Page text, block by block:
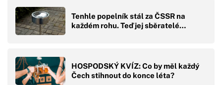
Tenhle popelník stál za ČSSR na
každém rohu. Teď jej sběratelé…
HOSPODSKÝ KVÍZ: Co by měl každý
Čech stihnout do konce léta?